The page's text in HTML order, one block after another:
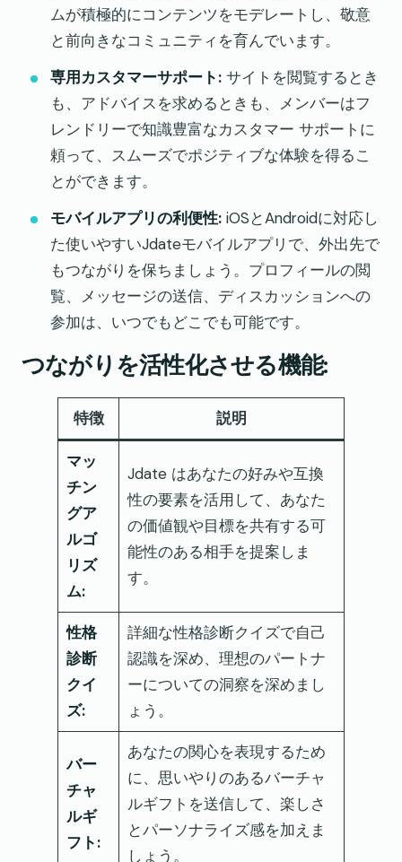
ムが積極的にコンテンツをモデレートし、敬意
と前向きなコミュニティを育んでいます。
専用カスタマーサポート: サイトを閲覧するとき
も、アドバイスを求めるときも、メンバーはフ
レンドリーで知識豊富なカスタマー サポートに
頼って、スムーズでポジティブな体験を得るこ
とができます。
モバイルアプリの利便性: iOSとAndroidに対応し
た使いやすいJdateモバイルアプリで、外出先で
もつながりを保ちましょう。プロフィールの閲
覧、メッセージの送信、ディスカッションへの
参加は、いつでもどこでも可能です。
つながりを活性化させる機能:
特徴 説明
マッ
チン
グア
ルゴ
リズ
ム:
Jdate はあなたの好みや互換
性の要素を活用して、あなた
の価値観や目標を共有する可
能性のある相手を提案しま
す。
性格
診断
クイ
ズ:
詳細な性格診断クイズで自己
認識を深め、理想のパートナ
ーについての洞察を深めまし
ょう。
バー
チャ
ルギ
フト:
あなたの関心を表現するため
に、思いやりのあるバーチャ
ルギフトを送信して、楽しさ
とパーソナライズ感を加えま
しょう。